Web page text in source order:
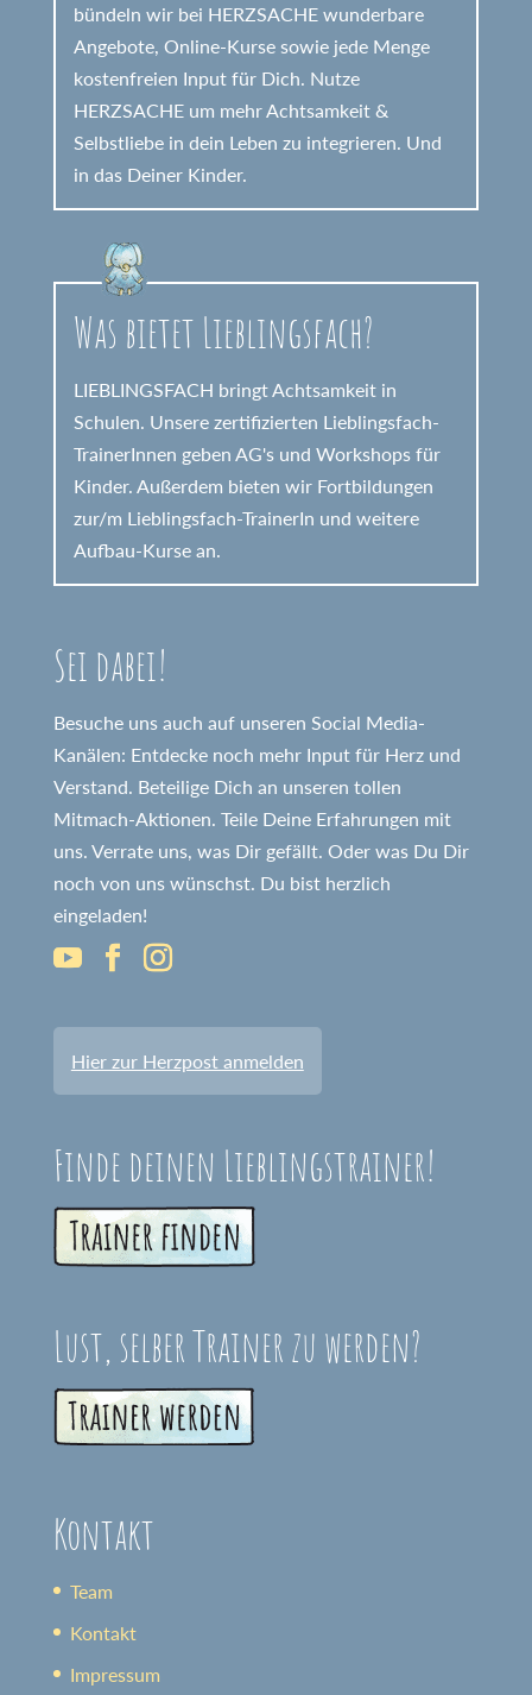
bündeln wir bei HERZSACHE wunderbare
Angebote, Online-Kurse sowie jede Menge
kostenfreien Input für Dich. Nutze
HERZSACHE um mehr Achtsamkeit &
Selbstliebe in dein Leben zu integrieren. Und
in das Deiner Kinder.
Was bietet Lieblingsfach?
LIEBLINGSFACH bringt Achtsamkeit in
Schulen. Unsere zertifizierten Lieblingsfach-
TrainerInnen geben AG's und Workshops für
Kinder. Außerdem bieten wir Fortbildungen
zur/m Lieblingsfach-TrainerIn und weitere
Aufbau-Kurse an.
Sei dabei!
Besuche uns auch auf unseren Social Media-
Kanälen: Entdecke noch mehr Input für Herz und
Verstand. Beteilige Dich an unseren tollen
Mitmach-Aktionen. Teile Deine Erfahrungen mit
uns. Verrate uns, was Dir gefällt. Oder was Du Dir
noch von uns wünschst. Du bist herzlich
eingeladen!
Hier zur Herzpost anmelden
Finde deinen Lieblingstrainer!
Lust, selber Trainer zu werden?
Kontakt
Team
Kontakt
Impressum